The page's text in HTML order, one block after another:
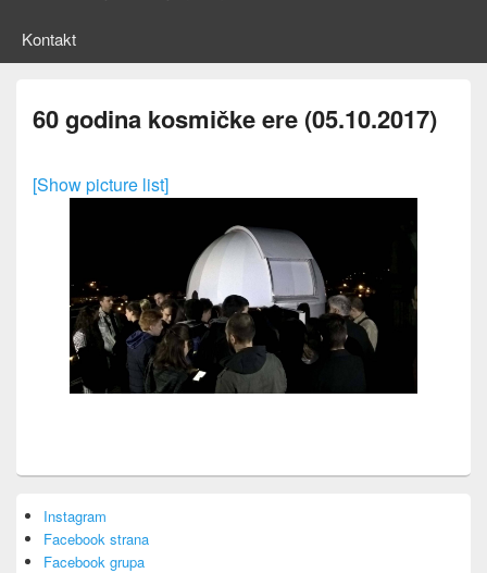
Kontakt
60 godina kosmičke ere (05.10.2017)
[Show picture list]
Sidebar
Widget
Area
Instagram
Facebook strana
Facebook grupa